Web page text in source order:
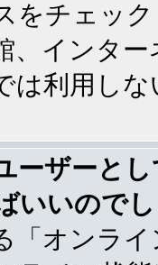
をチェッ
、インタ
は利用し
ーザーと
いいので
「オンラ